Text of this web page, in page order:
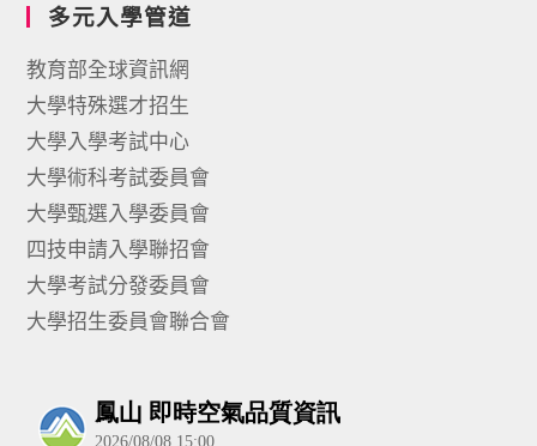
多元入學管道
教育部全球資訊網
大學特殊選才招生
大學入學考試中心
大學術科考試委員會
大學甄選入學委員會
四技申請入學聯招會
大學考試分發委員會
大學招生委員會聯合會